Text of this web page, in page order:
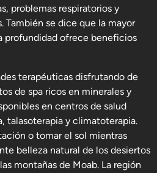
problemas respiratorios y
También se dice que la mayor
profundidad ofrece beneficios
terapéuticas disfrutando de
de spa ricos en minerales y
en centros de salud
talasoterapia y climatoterapia.
o tomar el sol mientras
belleza natural de los desiertos
montañas de Moab. La región